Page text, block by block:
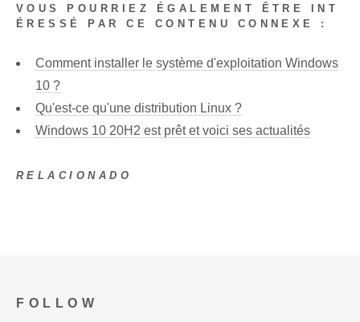
VOUS POURRIEZ ÉGALEMENT ÊTRE INT
ÉRESSÉ PAR CE CONTENU CONNEXE :
Comment installer le système d'exploitation Windows
10 ?
Qu'est-ce qu'une distribution Linux ?
Windows 10 20H2 est prêt et voici ses actualités
RELACIONADO
FOLLOW